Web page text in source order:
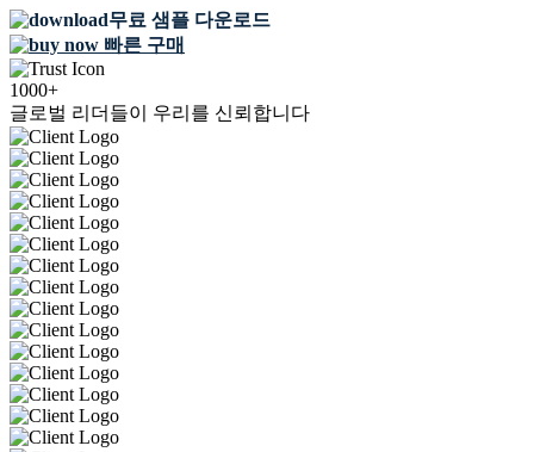
무료 샘플 다운로드
빠른 구매
1000+
글로벌 리더들이 우리를 신뢰합니다